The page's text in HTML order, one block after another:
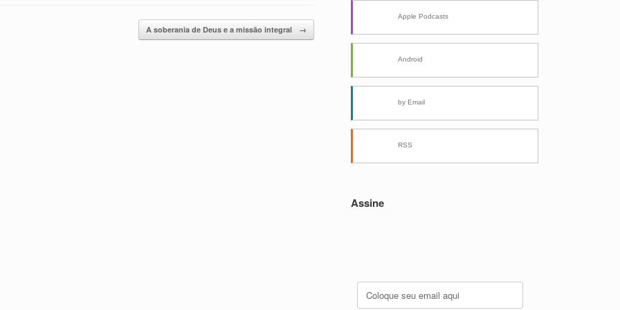
A soberania de Deus e a missão integral →
Apple Podcasts
Android
by Email
RSS
Assine